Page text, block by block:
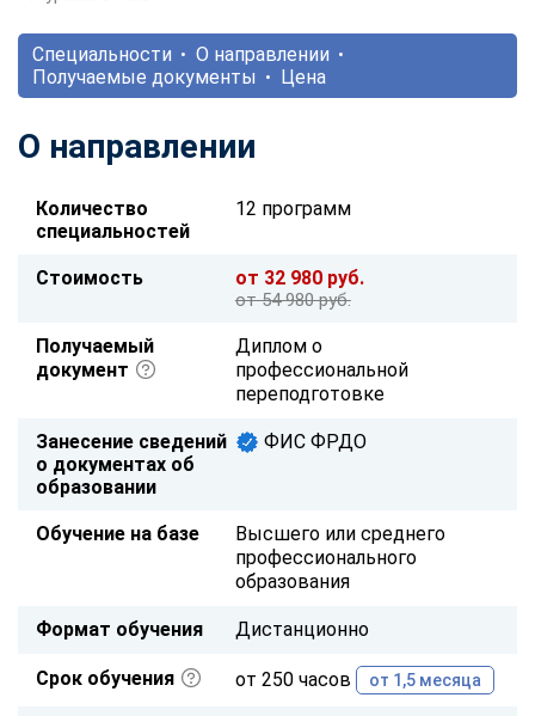
Специальности
О направлении
Получаемые документы
Цена
О направлении
Количество
специальностей
12 программ
Стоимость от 32 980 руб.
от 54 980 руб.
Получаемый
документ
Диплом о
профессиональной
переподготовке
Занесение сведений
о документах об
образовании
ФИС ФРДО
Обучение на базе
Высшего или среднего
профессионального
образования
Формат обучения Дистанционно
Срок обучения от 250 часов от 1,5 месяца